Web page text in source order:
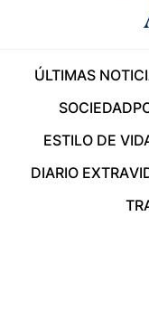
ÚLTIMAS
SOCIEDAD
ESTILO DE
DIARIO EXTRA